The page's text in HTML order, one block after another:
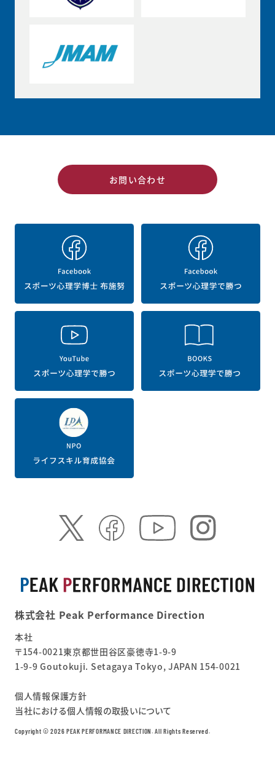
お問い合わせ
株式会社 Peak Performance Direction
本社
〒154-0021東京都世田谷区豪徳寺1-9-9
1-9-9 Goutokuji. Setagaya Tokyo, JAPAN 154-0021
個人情報保護方針
当社における個人情報の取扱いについて
Copyright ©︎ 2026 PEAK PERFORMANCE DIRECTION. All Rights Reserved.